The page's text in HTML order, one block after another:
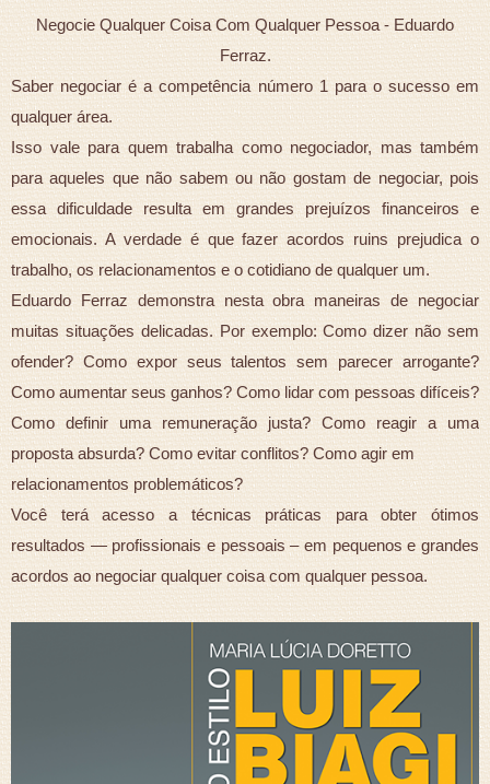
Negocie Qualquer Coisa Com Qualquer Pessoa - Eduardo
Ferraz.
Saber negociar é a competência número 1 para o sucesso em
qualquer área.
Isso vale para quem trabalha como negociador, mas também
para aqueles que não sabem ou não gostam de negociar, pois
essa dificuldade resulta em grandes prejuízos financeiros e
emocionais. A verdade é que fazer acordos ruins prejudica o
trabalho, os relacionamentos e o cotidiano de qualquer um.
Eduardo Ferraz demonstra nesta obra maneiras de negociar
muitas situações delicadas. Por exemplo: Como dizer não sem
ofender? Como expor seus talentos sem parecer arrogante?
Como aumentar seus ganhos? Como lidar com pessoas difíceis?
Como definir uma remuneração justa? Como reagir a uma
proposta absurda? Como evitar conflitos? Como agir em
relacionamentos problemáticos?
Você terá acesso a técnicas práticas para obter ótimos
resultados — profissionais e pessoais – em pequenos e grandes
acordos ao negociar qualquer coisa com qualquer pessoa.